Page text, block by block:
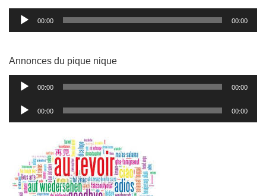
Lecteur
audio
00:00 00:00
Annonces du pique nique
Lecteur
audio
00:00 00:00
Lecteur
audio
00:00 00:00